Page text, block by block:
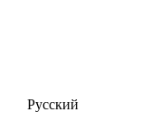
Русский